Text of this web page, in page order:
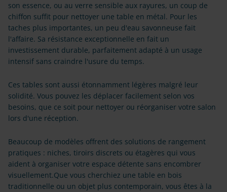
son essence, ou au verre sensible aux rayures, un coup de
chiffon suffit pour nettoyer une table en métal. Pour les
taches plus importantes, un peu d'eau savonneuse fait
l'affaire. Sa résistance exceptionnelle en fait un
investissement durable, parfaitement adapté à un usage
intensif sans craindre l'usure du temps.
Ces tables sont aussi étonnamment légères malgré leur
solidité. Vous pouvez les déplacer facilement selon vos
besoins, que ce soit pour nettoyer ou réorganiser votre salon
lors d'une réception.
Beaucoup de modèles offrent des solutions de rangement
pratiques : niches, tiroirs discrets ou étagères qui vous
aident à organiser votre espace détente sans encombrer
visuellement.Que vous cherchiez une table en bois
traditionnelle ou un objet plus contemporain, vous êtes à la